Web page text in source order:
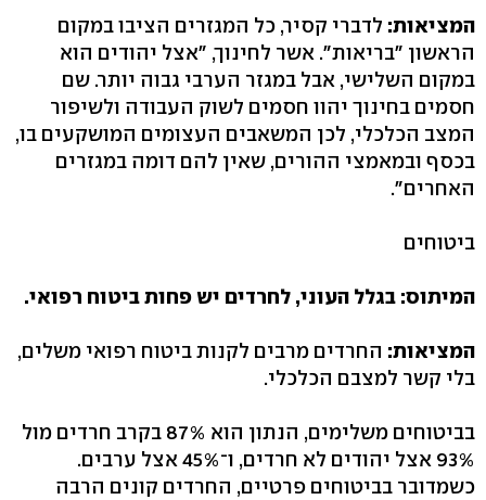
המציאות: לדברי קסיר, כל המגזרים הציבו במקום
הראשון "בריאות". אשר לחינוך, "אצל יהודים הוא
במקום השלישי, אבל במגזר הערבי גבוה יותר. שם
חסמים בחינוך יהוו חסמים לשוק העבודה ולשיפור
המצב הכלכלי, לכן המשאבים העצומים המושקעים בו,
בכסף ובמאמצי ההורים, שאין להם דומה במגזרים
האחרים".
ביטוחים
המיתוס: בגלל העוני, לחרדים יש פחות ביטוח רפואי.
המציאות: החרדים מרבים לקנות ביטוח רפואי משלים,
בלי קשר למצבם הכלכלי.
בביטוחים משלימים, הנתון הוא 87% בקרב חרדים מול
93% אצל יהודים לא חרדים, ו־45% אצל ערבים.
כשמדובר בביטוחים פרטיים, החרדים קונים הרבה